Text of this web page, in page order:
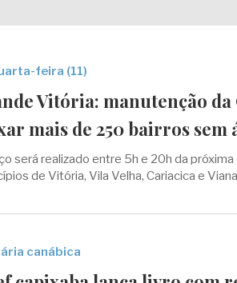
feira (11)
Vitória: manutenção da
mais de 250 bairros sem
será realizado entre 5h e 20h da próxima
de Vitória, Vila Velha, Cariacica e
canábica